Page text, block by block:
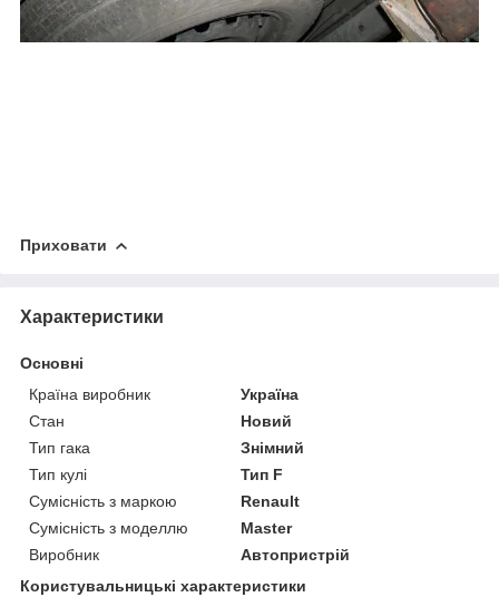
Приховати
Характеристики
Основні
Країна виробник
Україна
Стан
Новий
Тип гака
Знімний
Тип кулі
Тип F
Сумісність з маркою
Renault
Сумісність з моделлю
Master
Виробник
Автопристрій
Користувальницькі характеристики